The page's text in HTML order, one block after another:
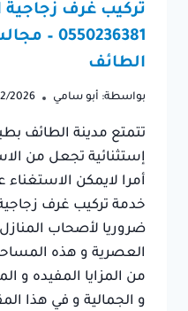
تركيب غرف
الطائف
بواسطة: أبو سامي 2026
تتمتع مدينة الطائف
إستثنائية تجعل من
أمرا لايمكن
خدمة تركيب غرف
ضروريا لأصحاب المنازل
العصرية و هذه
من المزايا المفيده و
و الجمالية و في هذا